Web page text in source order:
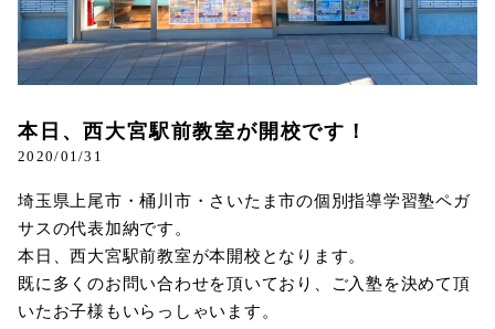
本日、西大宮駅前教室が開校です！
2020/01/31
埼玉県上尾市・桶川市・さいたま市の個別指導学習塾ペガ
サスの代表加納です。
本日、西大宮駅前教室が本開校となります。
既に多くのお問い合わせを頂いており、ご入塾を決めて頂
いたお子様もいらっしゃいます。